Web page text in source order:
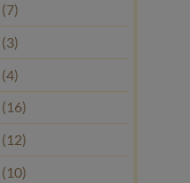
(7)
(3)
(4)
(16)
(12)
(10)